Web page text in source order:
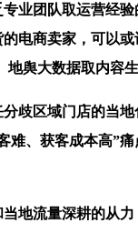
业团队取运营经
电商卖家，可以
舆大数据取内容
区域门店的当地
难、获客成本高”
流量深耕的从力